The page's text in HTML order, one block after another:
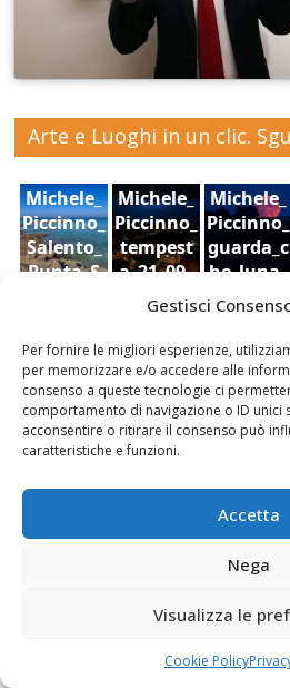
Gestisci
Per fornire le migliori esperienze,
per memorizzare e/o accedere alle
consenso a queste tecnologie ci
comportamento di navigazione o ID unici
acconsentire o ritirare il consenso può
caratteristiche e funzioni.
Accetta
Nega
Visualizza le
Cookie Policy
Arte e Luoghi in un clic.
Michele_
Piccinno_
Salento_
Punta_S
Michele_
Piccinno_
tempest
a_21_09_
2022
Michele_
Piccinno_
guarda_c
he_luna_
dell'antic
o
castello
di Aidone
(Enna),
Dario
Bottaro
di
Modica
dal
Castello
della
contea ,
Vespo
Le Stanze di Arte e
della Cultura
abilitare questo